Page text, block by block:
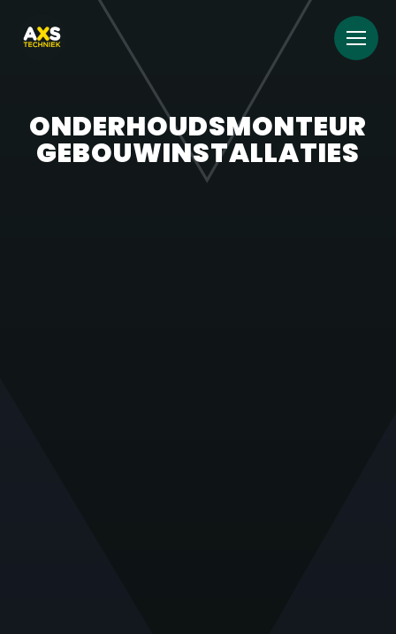
ONDERHOUDSMONTEUR
GEBOUWINSTALLATIES